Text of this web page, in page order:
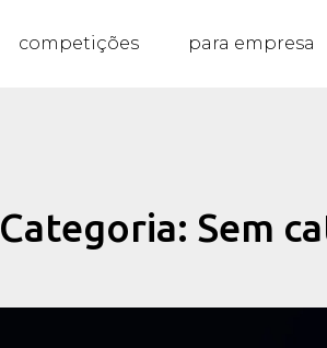
competições para empresa
Categoria: Sem